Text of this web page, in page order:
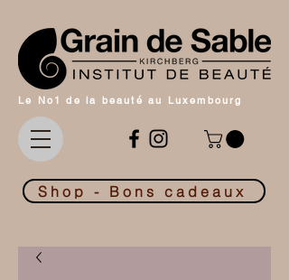
Le No1 de la beauté au Luxembourg
Shop - Bons cadeaux